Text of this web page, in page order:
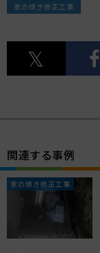
家の傾き修正工事
関連する事例
家の傾き修正工事